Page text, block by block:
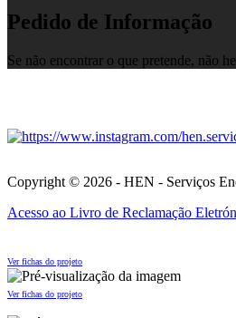
Pedido de Informação
Se não encontrar o que pretende, não
Copyright © 2026 - HEN - Serviços
Acesso ao Livro de Reclamação
Ver fichas do projeto
Ver fichas do projeto